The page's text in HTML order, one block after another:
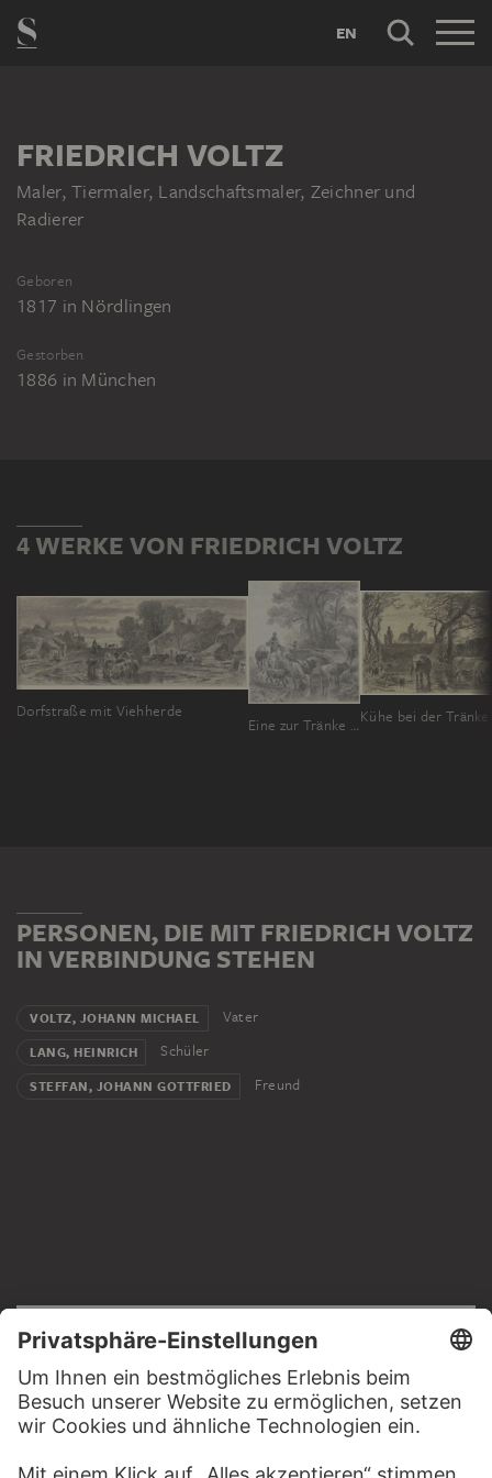
EN
FRIEDRICH VOLTZ
Maler, Tiermaler, Landschaftsmaler, Zeichner und
Radierer
Geboren
1817 in Nördlingen
Gestorben
1886 in München
4 WERKE VON FRIEDRICH VOLTZ
Dorfstraße mit Viehherde
Eine zur Tränke getriebene ViehherdeKühe bei der Tränke
PERSONEN, DIE MIT FRIEDRICH VOLTZ
IN VERBINDUNG STEHEN
VOLTZ, JOHANN MICHAEL Vater
LANG, HEINRICH Schüler
STEFFAN, JOHANN GOTTFRIED Freund
Impressum
Datenschutz
Copyright © 2026 Städel Museum
All rights reserved.